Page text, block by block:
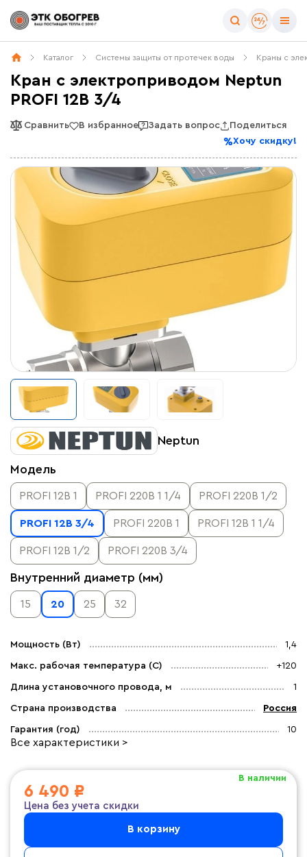
Каталог Системы защиты от протечек воды Краны с
Кран с электроприводом Neptun
PROFI 12В 3/4
Сравнить В избранное Задать вопрос
Поделиться
Хочу скидку!
Neptun
Модель
PROFI 12В 1 PROFI 220В 1 1/4 PROFI 220В 1/2
PROFI 12В 3/4 PROFI 220В 1 PROFI 12В 1 1/4
PROFI 12В 1/2 PROFI 220В 3/4
Внутренний диаметр (мм)
15 20 25 32
Мощность (Вт) 1,4
Макс. рабочая температура (C) +120
Длина установочного провода, м 1
Страна производства Россия
Гарантия (год) 10
Все характеристики >
В наличии
6 490 ₽
Цена без учета скидки
В корзину